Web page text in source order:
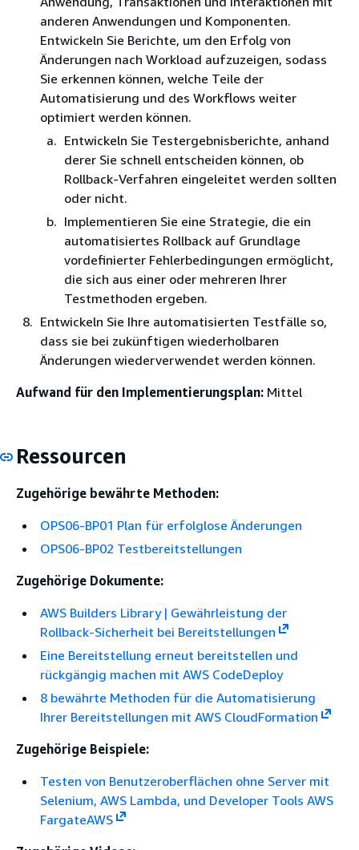
anderen Anwendungen und Komponenten.
Entwickeln Sie Berichte, um den Erfolg von
Änderungen nach Workload aufzuzeigen, sodass
Sie erkennen können, welche Teile der
Automatisierung und des Workflows weiter
optimiert werden können.
Entwickeln Sie Testergebnisberichte, anhand
derer Sie schnell entscheiden können, ob
Rollback-Verfahren eingeleitet werden sollten
oder nicht.
Implementieren Sie eine Strategie, die ein
automatisiertes Rollback auf Grundlage
vordefinierter Fehlerbedingungen ermöglicht,
die sich aus einer oder mehreren Ihrer
Testmethoden ergeben.
Entwickeln Sie Ihre automatisierten Testfälle so,
dass sie bei zukünftigen wiederholbaren
Änderungen wiederverwendet werden können.
Aufwand für den Implementierungsplan: Mittel
Ressourcen
Zugehörige bewährte Methoden:
OPS06-BP01 Plan für erfolglose Änderungen
OPS06-BP02 Testbereitstellungen
Zugehörige Dokumente:
AWS Builders Library | Gewährleistung der
Rollback-Sicherheit bei Bereitstellungen
Eine Bereitstellung erneut bereitstellen und
rückgängig machen mit AWS CodeDeploy
8 bewährte Methoden für die Automatisierung
Ihrer Bereitstellungen mit AWS CloudFormation
Zugehörige Beispiele:
Testen von Benutzeroberflächen ohne Server mit
Selenium, AWS Lambda, und Developer Tools AWS
FargateAWS